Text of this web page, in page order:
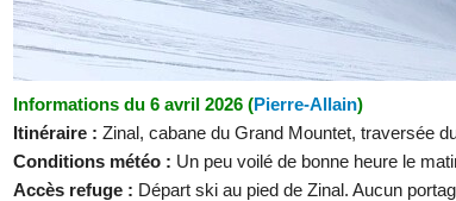
Informations du 6 avril 2026 (Pierre-Allain)
Itinéraire : Zinal, cabane du Grand Mountet, traversée
Conditions météo : Un peu voilé de bonne heure le
Accès refuge : Départ ski au pied de Zinal. Aucun